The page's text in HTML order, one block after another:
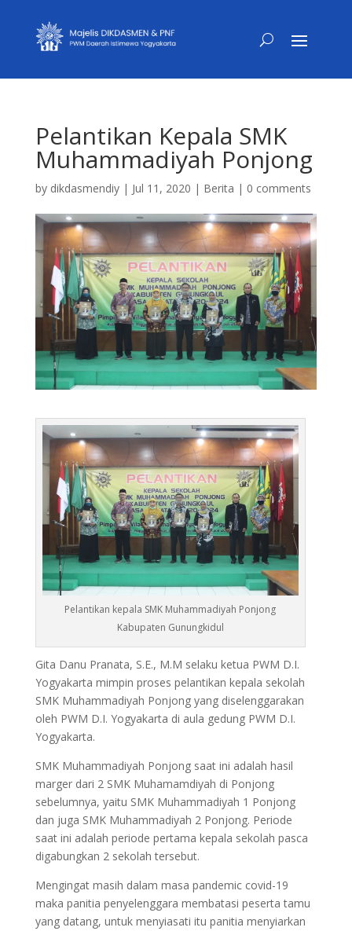
Pelantikan Kepala SMK
Muhammadiyah Ponjong
by dikdasmendiy| Jul 11, 2020 | Berita | 0 comments
Pelantikan kepala SMK Muhammadiyah Ponjong
Kabupaten Gunungkidul
Gita Danu Pranata, S.E., M.M selaku ketua PWM D.I.
Yogyakarta mimpin proses pelantikan kepala sekolah
SMK Muhammadiyah Ponjong yang diselenggarakan
oleh PWM D.I. Yogyakarta di aula gedung PWM D.I.
Yogyakarta.
SMK Muhammadiyah Ponjong saat ini adalah hasil
marger dari 2 SMK Muhamamdiyah di Ponjong
sebelumnya, yaitu SMK Muhammadiyah 1 Ponjong
dan juga SMK Muhammadiyah 2 Ponjong. Periode
saat ini adalah periode pertama kepala sekolah pasca
digabungkan 2 sekolah tersebut.
Mengingat masih dalam masa pandemic covid-19
maka panitia penyelenggara membatasi peserta tamu
yang datang, untuk menyiasati itu panitia menyiarkan